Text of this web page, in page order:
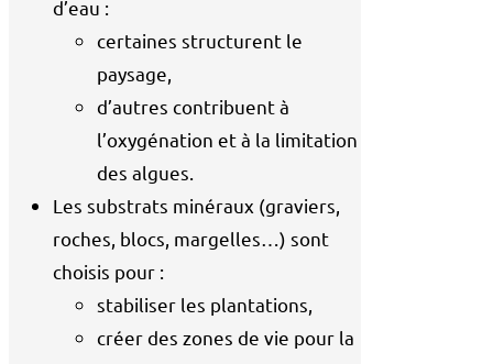
d’eau :
certaines structurent le
paysage,
d’autres contribuent à
l’oxygénation et à la limitation
des algues.
Les substrats minéraux (graviers,
roches, blocs, margelles…) sont
choisis pour :
stabiliser les plantations,
créer des zones de vie pour la